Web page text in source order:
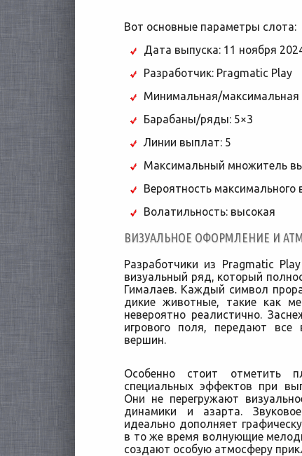
Вот основные параметры слота:
Дата выпуска: 11 ноября
Разработчик: Pragmatic Play
Минимальная/максимальная
Барабаны/ряды: 5×3
Линии выплат: 5
Максимальный множитель
Вероятность
Волатильность: высокая
ВИЗУАЛЬНОЕ ОФОРМЛЕНИЕ И
Разработчики из Pragmatic
визуальный ряд, который
Гималаев. Каждый символ
дикие животные, такие как
невероятно реалистично.
игрового поля, передают все
вершин.
Особенно стоит отметить
специальных эффектов при
Они не перегружают
динамики и азарта.
идеально дополняет
в то же время волнующие
создают особую атмосферу